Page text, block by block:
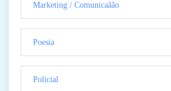
Marketing / Comunicaãão
Poesia
Policial